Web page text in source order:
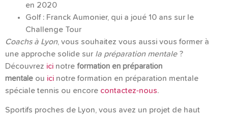
en 2020
Golf : Franck Aumonier, qui a joué 10 ans sur le
Challenge Tour
Coachs à Lyon, vous souhaitez vous aussi vous former à
une approche solide sur la préparation mentale?
Découvrez ici notre formation en préparation
mentale ou ici notre formation en préparation mentale
spéciale tennis ou encore contactez-nous.
Sportifs proches de Lyon, vous avez un projet de haut